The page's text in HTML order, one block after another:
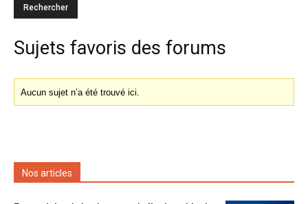
Sujets favoris des forums
Aucun sujet n’a été trouvé ici.
Nos articles